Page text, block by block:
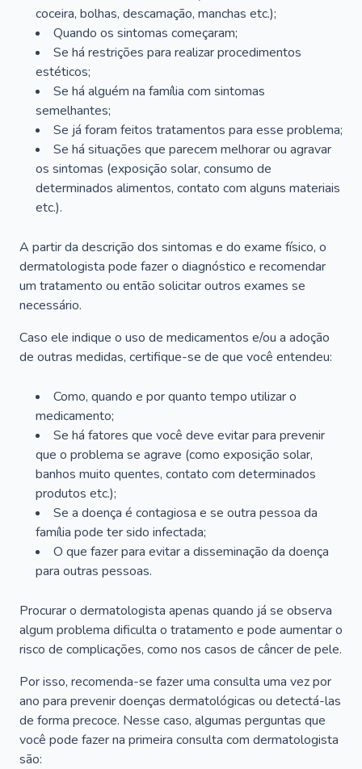
coceira, bolhas, descamação, manchas etc.);
Quando os sintomas começaram;
Se há restrições para realizar procedimentos
estéticos;
Se há alguém na família com sintomas
semelhantes;
Se já foram feitos tratamentos para esse problema;
Se há situações que parecem melhorar ou agravar
os sintomas (exposição solar, consumo de
determinados alimentos, contato com alguns materiais
etc.).
A partir da descrição dos sintomas e do exame físico, o
dermatologista pode fazer o diagnóstico e recomendar
um tratamento ou então solicitar outros exames se
necessário.
Caso ele indique o uso de medicamentos e/ou a adoção
de outras medidas, certifique-se de que você entendeu:
Como, quando e por quanto tempo utilizar o
medicamento;
Se há fatores que você deve evitar para prevenir
que o problema se agrave (como exposição solar,
banhos muito quentes, contato com determinados
produtos etc.);
Se a doença é contagiosa e se outra pessoa da
família pode ter sido infectada;
O que fazer para evitar a disseminação da doença
para outras pessoas.
Procurar o dermatologista apenas quando já se observa
algum problema dificulta o tratamento e pode aumentar o
risco de complicações, como nos casos de câncer de pele.
Por isso, recomenda-se fazer uma consulta uma vez por
ano para prevenir doenças dermatológicas ou detectá-las
de forma precoce. Nesse caso, algumas perguntas que
você pode fazer na primeira consulta com dermatologista
são: